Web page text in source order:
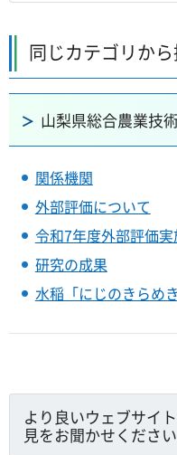
同じカテゴリか
山梨県総合農業技
関係機関
外部評価について
令和7年度外部評価
研究の成果
水稲「にじのきらめ
より良いウェブサイ
見をお聞かせください